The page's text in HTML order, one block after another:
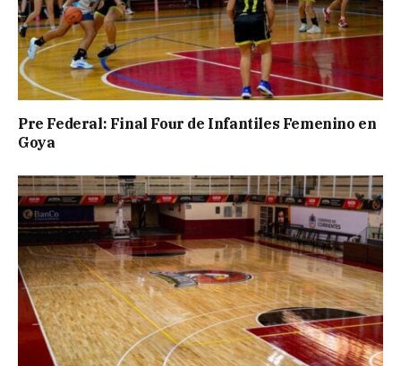
Pre Federal: Final Four de Infantiles Femenino en
Goya